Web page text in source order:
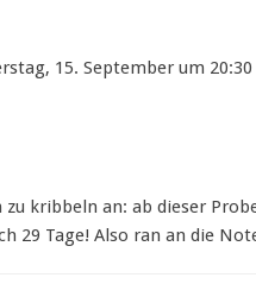
15. September um
kribbeln an: ab dieser
29 Tage! Also ran an die